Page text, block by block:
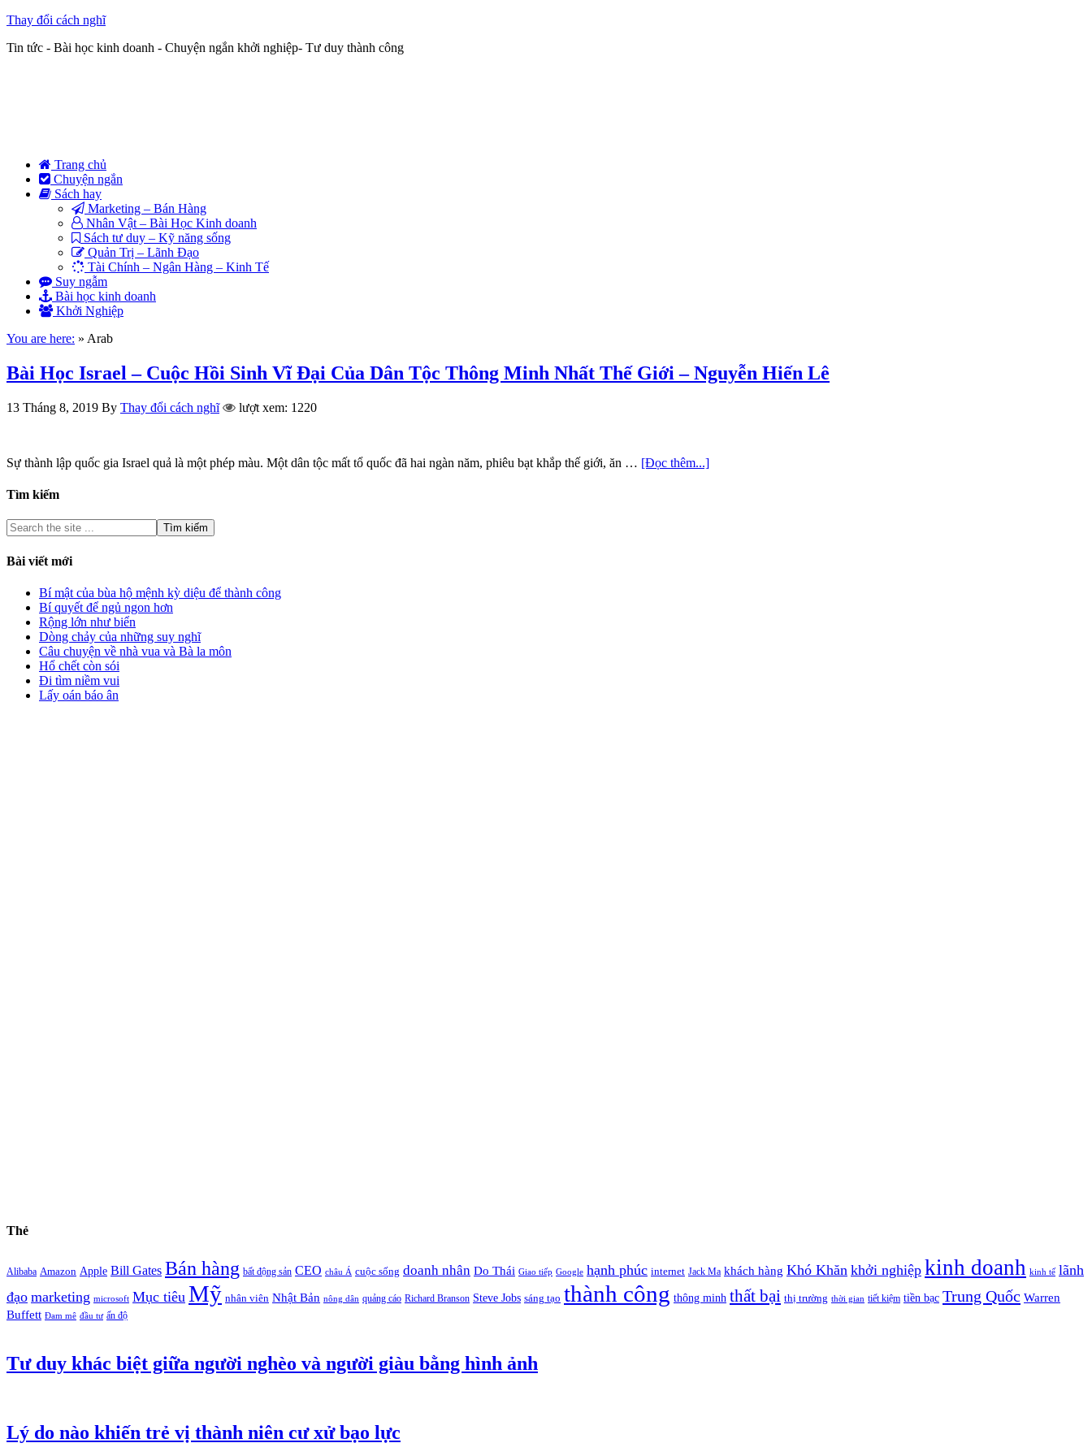
Thay đổi cách nghĩ
Tin tức - Bài học kinh doanh - Chuyện ngắn khởi nghiệp- Tư duy thành công
Trang chủ
Chuyện ngắn
Sách hay
Marketing – Bán Hàng
Nhân Vật – Bài Học Kinh doanh
Sách tư duy – Kỹ năng sống
Quản Trị – Lãnh Đạo
Tài Chính – Ngân Hàng – Kinh Tế
Suy ngẫm
Bài học kinh doanh
Khởi Nghiệp
You are here: » Arab
Bài Học Israel – Cuộc Hồi Sinh Vĩ Đại Của Dân Tộc Thông Minh Nhất Thế Giới – Nguyễn Hiến Lê
13 Tháng 8, 2019 By Thay đổi cách nghĩ lượt xem: 1220
Sự thành lập quốc gia Israel quả là một phép màu. Một dân tộc mất tổ quốc đã hai ngàn năm, phiêu bạt khắp thế giới, ăn … [Đọc thêm...]
Tìm kiếm
Bài viết mới
Bí mật của bùa hộ mệnh kỳ diệu để thành công
Bí quyết để ngủ ngon hơn
Rộng lớn như biển
Dòng chảy của những suy nghĩ
Câu chuyện về nhà vua và Bà la môn
Hổ chết còn sói
Đi tìm niềm vui
Lấy oán báo ân
Thẻ
Alibaba Amazon Apple Bill Gates Bán hàng bất động sản CEO châu Á cuộc sống doanh nhân Do Thái Giao tiếp Google hạnh phúc internet Jack Ma khách hàng Khó Khăn khởi nghiệp kinh doanh kinh tế lãnh
đạo marketing microsoft Mục tiêu Mỹ nhân viên Nhật Bản nông dân quảng cáo Richard Branson Steve Jobs sáng tạo thành công thông minh thất bại thị trường thời gian tiết kiệm tiền bạc Trung Quốc Warren
Buffett Đam mê đầu tư ấn độ
Tư duy khác biệt giữa người nghèo và người giàu bằng hình ảnh
Lý do nào khiến trẻ vị thành niên cư xử bạo lực